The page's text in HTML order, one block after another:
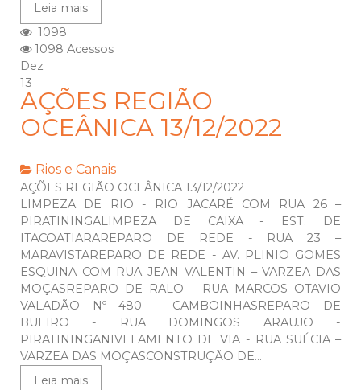
Leia mais
1098
1098 Acessos
Dez
13
AÇÕES REGIÃO
OCEÂNICA 13/12/2022
Rios e Canais
AÇÕES REGIÃO OCEÂNICA 13/12/2022
LIMPEZA DE RIO - RIO JACARÉ COM RUA 26 –
PIRATININGALIMPEZA DE CAIXA - EST. DE
ITACOATIARAREPARO DE REDE - RUA 23 –
MARAVISTAREPARO DE REDE - AV. PLINIO GOMES
ESQUINA COM RUA JEAN VALENTIN – VARZEA DAS
MOÇASREPARO DE RALO - RUA MARCOS OTAVIO
VALADÃO Nº 480 – CAMBOINHASREPARO DE
BUEIRO - RUA DOMINGOS ARAUJO -
PIRATININGANIVELAMENTO DE VIA - RUA SUÉCIA –
VARZEA DAS MOÇASCONSTRUÇÃO DE...
Leia mais